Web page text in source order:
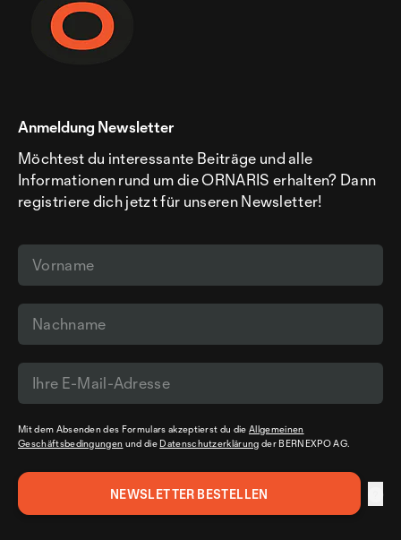
Anmeldung Newsletter
Möchtest du interessante Beiträge und alle
Informationen rund um die ORNARIS erhalten? Dann
registriere dich jetzt für unseren Newsletter!
Mit dem Absenden des Formulars akzeptierst du dieAllgemeinen
Geschäftsbedingungen und die Datenschutzerklärung der BERNEXPO AG.